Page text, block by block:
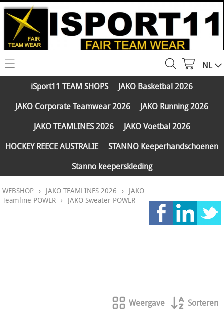
HOME
WEBSHOP
JAKO Running 2026
JAKO TEAMLINES 2026
PARTNERS
Klantengroepen
CONTACT
NL
iSport11 TEAM SHOPS
JAKO Basketbal 2026
JAKO Corporate Teamwear 2026
JAKO Running 2026
JAKO TEAMLINES 2026
JAKO Voetbal 2026
HOCKEY REECE AUSTRALIE
STANNO Keeperhandschoenen
Stanno keeperskleding
WEBSHOP › JAKO TEAMLINES 2026 › JAKO
Teamline POWER › JAKO Sweater POWER
Weergave Sorteren